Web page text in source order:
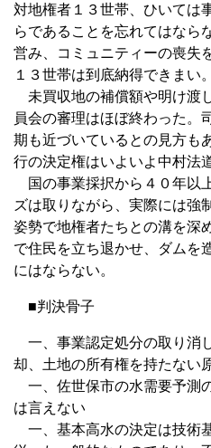
対地権者１３世帯、ひいては
らであることを忘れてはなら
営み、コミュニティーの喪失
１３世帯は到底納得できまい。
未買収地の補償額や明け渡
員会の審理はほぼ終わった。
期も近づいているとの見方も
行の決定権はいよいよ中村法
国の事業採択から４０年以
ズは取りながら、実際には強
姿勢で地権者たちとの溝を深
で住民を立ち退かせ、ダムを
にはならない。
■判決骨子
一、事業認定処分の取り消
却、土地の所有権を持たない
一、佐世保市の水需要予測
は言えない
一、基本高水の決定は技術